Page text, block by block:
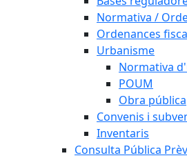
Normativa /
Ordenances
Urbanisme
Normativa
POUM
Obra pública
Convenis i
Inventaris
Consulta Pública